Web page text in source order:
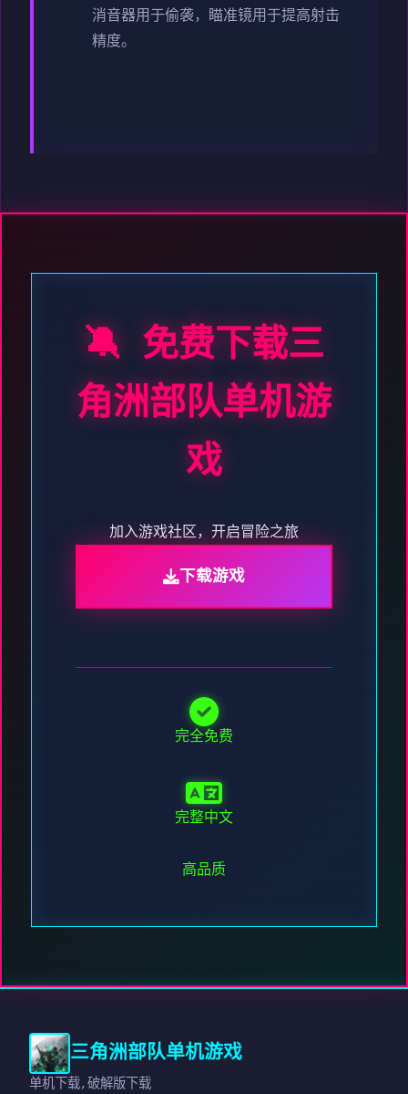
消音器用于偷袭，瞄准镜用于提高射击
精度。
🔕 免费下载三
角洲部队单机游
戏
加入游戏社区，开启冒险之旅
下载游戏
完全免费
完整中文
高品质
三角洲部队单机游戏
单机下载,破解版下载